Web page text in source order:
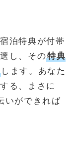
賢い働き方完全ガ
泊特典が付帯
し、その特典
します。あなた
る、まさに
いができれば